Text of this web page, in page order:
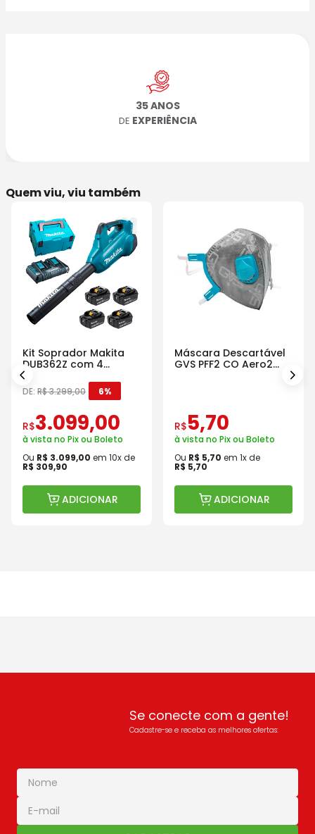
35 ANOS
DE EXPERIÊNCIA
Quem viu, viu também
Kit Soprador Makita
DUB362Z com 4
Baterias Carregador e
Maleta
DE: R$3.299,00 6%
R$3.099,00
à vista no Pix ou Boleto
Ou R$ 3.099,00 em 10x de
R$ 309,90
ADICIONAR
Máscara Descartável
GVS PFF2 CO Aero2
R$5,70
à vista no Pix ou Boleto
Ou R$ 5,70 em 1x de
R$ 5,70
ADICIONAR
Se conecte com a gente!
Cadastre-se e receba as melhores ofertas: